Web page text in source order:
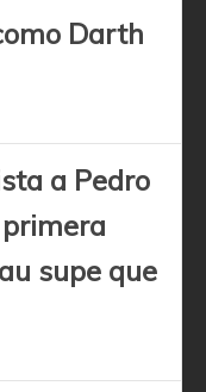
Darth
a Pedro
supe que